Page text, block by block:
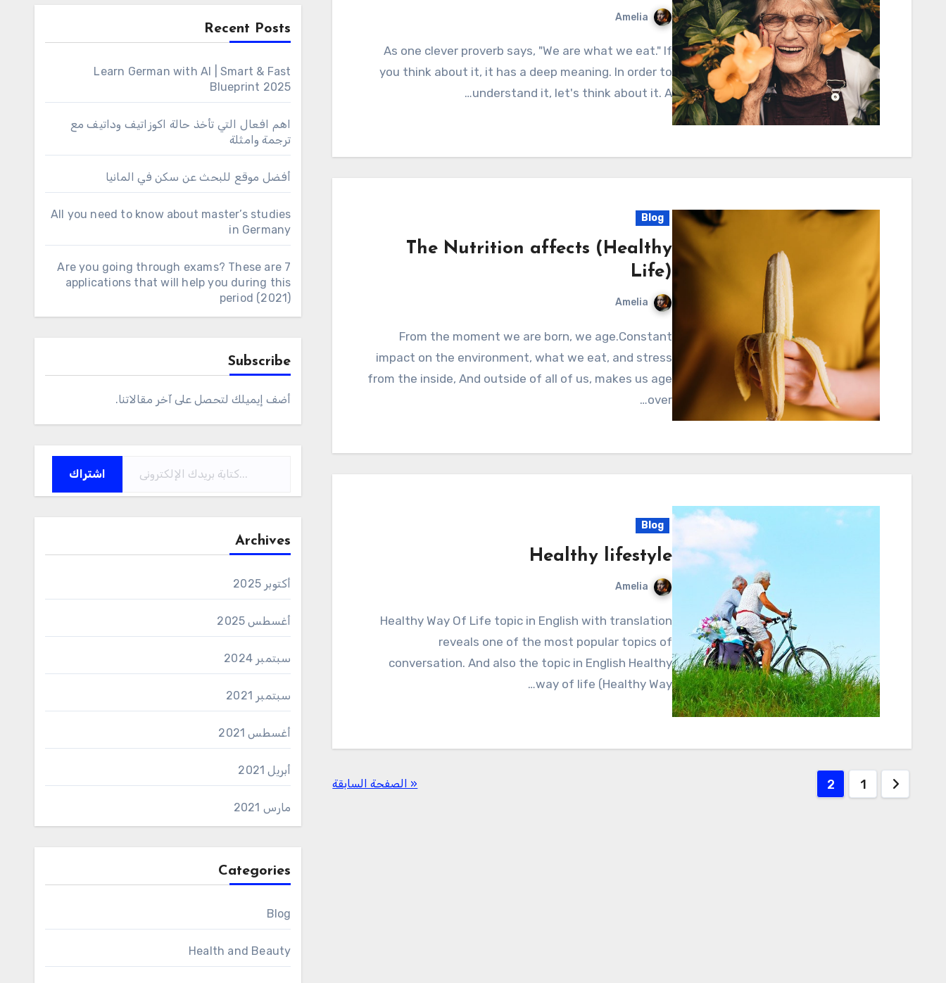
Amelia
As one clever proverb says, "We are what we eat." If
you think about it, it has a deep meaning. In order to
understand it, let's think about it. A…
Blog
The Nutrition affects (Healthy
Life)
Amelia
From the moment we are born, we age.Constant
impact on the environment, what we eat, and stress
from the inside, And outside of all of us, makes us age
over…
Blog
Healthy lifestyle
Amelia
Healthy Way Of Life topic in English with translation
reveals one of the most popular topics of
conversation. And also the topic in English Healthy
way of life (Healthy Way…
تعدد
1
2 « الصفحة السابقة
Recent Posts
Learn German with AI | Smart & Fast
Blueprint 2025
اهم افعال التي تأخذ حالة اكوزاتيف وداتيف مع
ترجمة وامثلة
أفضل موقع للبحث عن سكن في المانيا
All you need to know about master’s studies
in Germany
Are you going through exams? These are 7
applications that will help you during this
period (2021)
Subscribe
أضف إيميلك لتحصل على آخر مقالاتنا.
اشتراك
Archives
أكتوبر 2025
أغسطس 2025
سبتمبر 2024
سبتمبر 2021
أغسطس 2021
أبريل 2021
مارس 2021
Categories
Blog
Health and Beauty